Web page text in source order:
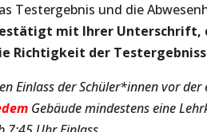
Testergebnis und die
mit Ihrer Unterschrift,
Richtigkeit der
Einlass der Schüler*innen vor
Gebäude mindestens eine